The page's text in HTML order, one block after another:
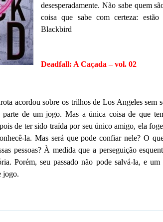
desesperadamente. Não sabe quem
coisa que sabe com certeza:
Blackbird
Deadfall: A Caçada – vol. 02
acordou sobre os trilhos de Los Angeles sem
de um jogo. Mas a única coisa de que
de ter sido traída por seu único amigo, ela
la. Mas será que pode confiar nele? O
pessoas? À medida que a perseguição
Porém, seu passado não pode salvá-la, e
jogo.